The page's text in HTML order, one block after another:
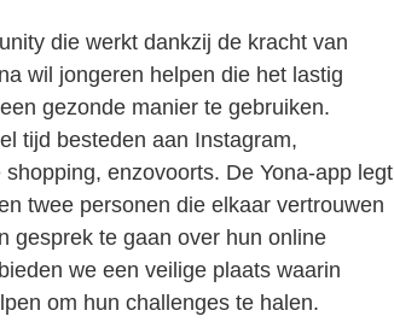
die werkt dankzij de kracht van
wil jongeren helpen die het lastig
gezonde manier te gebruiken.
tijd besteden aan Instagram,
enzovoorts. De Yona-app legt
twee personen die elkaar vertrouwen
gesprek te gaan over hun online
we een veilige plaats waarin
om hun challenges te halen.